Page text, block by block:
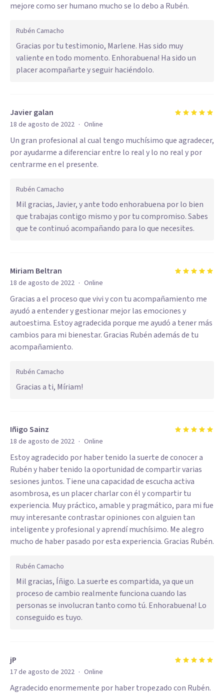
mejore como ser humano mucho se lo debo a Rubén.
Rubén Camacho
Gracias por tu testimonio, Marlene. Has sido muy
valiente en todo momento. Enhorabuena! Ha sido un
placer acompañarte y seguir haciéndolo.
Javier galan
18 de agosto de 2022 · Online
Un gran profesional al cual tengo muchísimo que agradecer,
por ayudarme a diferenciar entre lo real y lo no real y por
centrarme en el presente.
Rubén Camacho
Mil gracias, Javier, y ante todo enhorabuena por lo bien
que trabajas contigo mismo y por tu compromiso. Sabes
que te continuó acompañando para lo que necesites.
Miriam Beltran
18 de agosto de 2022 · Online
Gracias a el proceso que vivi y con tu acompañamiento me
ayudó a entender y gestionar mejor las emociones y
autoestima. Estoy agradecida porque me ayudó a tener más
cambios para mi bienestar. Gracias Rubén además de tu
acompañamiento.
Rubén Camacho
Gracias a ti, Míriam!
Iñigo Sainz
18 de agosto de 2022 · Online
Estoy agradecido por haber tenido la suerte de conocer a
Rubén y haber tenido la oportunidad de compartir varias
sesiones juntos. Tiene una capacidad de escucha activa
asombrosa, es un placer charlar con él y compartir tu
experiencia. Muy práctico, amable y pragmático, para mi fue
muy interesante contrastar opiniones con alguien tan
inteligente y profesional y aprendí muchísimo. Me alegro
mucho de haber pasado por esta experiencia. Gracias Rubén.
Rubén Camacho
Mil gracias, Íñigo. La suerte es compartida, ya que un
proceso de cambio realmente funciona cuando las
personas se involucran tanto como tú. Enhorabuena! Lo
conseguido es tuyo.
jP
17 de agosto de 2022 · Online
Agradecido enormemente por haber tropezado con Rubén.